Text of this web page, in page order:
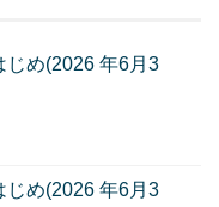
じめ(2026 年6月3
じめ(2026 年6月3